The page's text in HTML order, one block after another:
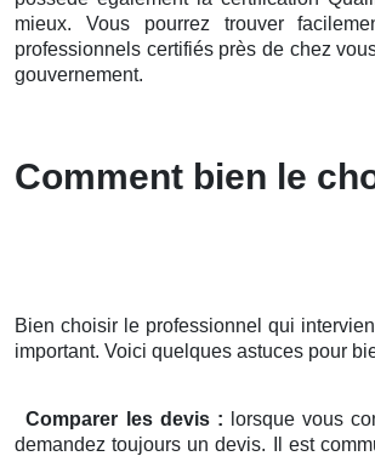
mieux. Vous pourrez trouver
professionnels certifiés près de chez
gouvernement.
Comment bien le
Bien choisir le professionnel qui
important. Voici quelques astuces pour
Comparer les devis : lorsque vous
demandez toujours un devis. Il est